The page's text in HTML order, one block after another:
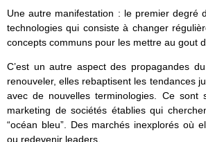
Une autre manifestation : le premier degré
technologies qui consiste à changer
concepts communs pour les mettre au gout
C’est un autre aspect des propagandes
renouveler, elles rebaptisent les tendances
avec de nouvelles terminologies. Ce sont
marketing de sociétés établies qui
“océan bleu”. Des marchés inexplorés où
ou redevenir leaders.